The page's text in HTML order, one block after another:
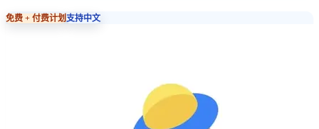
免费 + 付费计划支持中文